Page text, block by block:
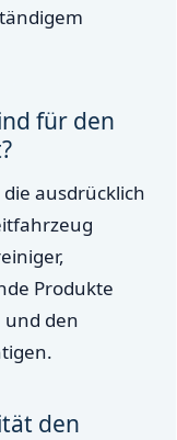
für den
ausdrücklich
Produkte
und den
den